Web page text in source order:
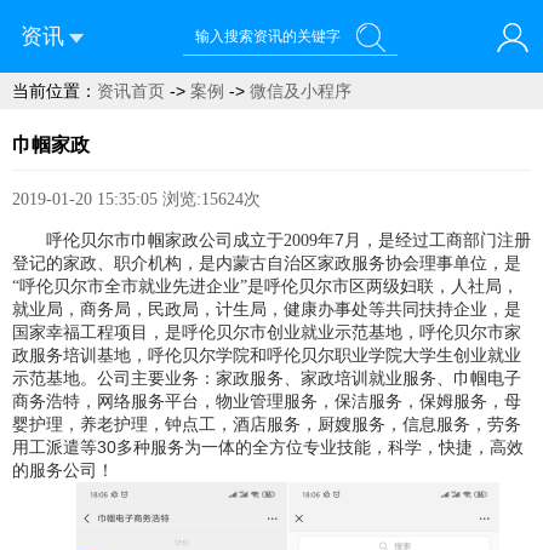
资讯
您好！欢迎来到呼伦贝尔蓝域信息科技有限公司
当前位置： 资讯首页 -> 案例 -> 微信及小程序
巾帼家政
2019-01-20 15:35:05 浏览:15624次
呼伦贝尔市巾帼家政公司成立于2009年7 月，是经过工商部门注册
登记的家政、职介机构，是内蒙古自治区家政服务协会理事单位，是
“呼伦贝尔市全市就业先进企业”是呼伦贝尔市区两级妇联，人社局，
就业局，商务局，民政局，计生局，健康办事处等共同扶持企业，是
国家幸福工程项目，是呼伦贝尔市创业就业示范基地，呼伦贝尔市家
政服务培训基地，呼伦贝尔学院和呼伦贝尔职业学院大学生创业就业
示范基地。公司主要业务：家政服务、家政培训就业服务、巾帼电子
商务浩特，网络服务平台，物业管理服务，保洁服务，保姆服务，母
婴护理，养老护理，钟点工，酒店服务，厨嫂服务，信息服务，劳务
用工派遣等30多种服务为一体的全方位专业技能，科学，快捷，高效
的服务公司！